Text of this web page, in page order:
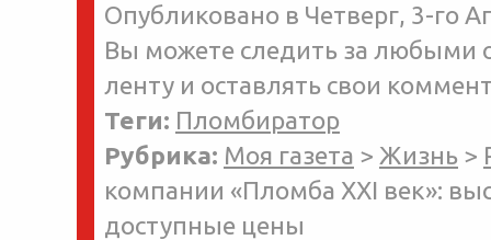
Опубликовано в Четверг, 3-го
Вы можете следить за любыми
ленту и оставлять свои
Теги: Пломбиратор
Рубрика: Моя газета > Жизнь >
компании «Пломба XXI век»:
доступные цены